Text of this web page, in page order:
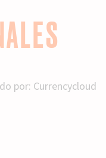
por: Currencycloud